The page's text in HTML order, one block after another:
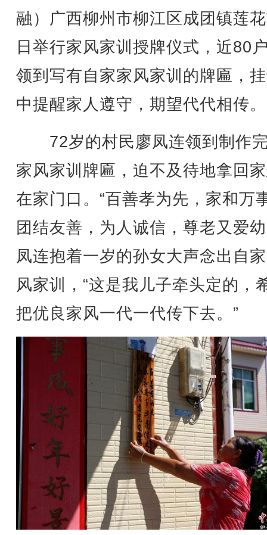
融）广西柳州市柳江区成团镇莲
日举行家风家训授牌仪式，近80
领到写有自家家风家训的牌匾，
中提醒家人遵守，期望代代相传。
72岁的村民廖凤连领到制作
家风家训牌匾，迫不及待地拿回
在家门口。“百善孝为先，家和万
团结友善，为人诚信，尊老又爱
凤连抱着一岁的孙女大声念出自
风家训，“这是我儿子牵头定的，
把优良家风一代一代传下去。”